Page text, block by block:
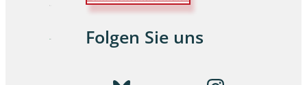
Folgen Sie uns